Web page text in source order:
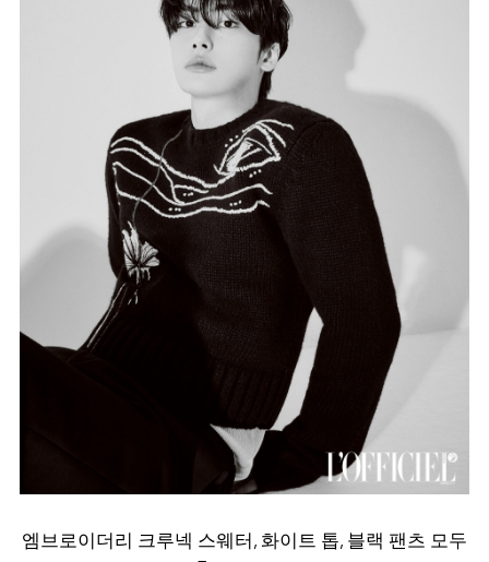
엠브로이더리 크루넥 스웨터, 화이트 톱, 블랙 팬츠 모두